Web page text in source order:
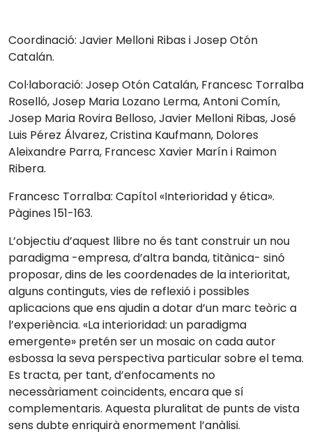
Coordinació: Javier Melloni Ribas i Josep Otón
Catalán.
Col·laboració: Josep Otón Catalán, Francesc Torralba
Roselló, Josep Maria Lozano Lerma, Antoni Comín,
Josep Maria Rovira Belloso, Javier Melloni Ribas, José
Luis Pérez Álvarez, Cristina Kaufmann, Dolores
Aleixandre Parra, Francesc Xavier Marín i Raimon
Ribera.
Francesc Torralba: Capítol «Interioridad y ética».
Pàgines 151-163.
L’objectiu d’aquest llibre no és tant construir un nou
paradigma -empresa, d’altra banda, titànica- sinó
proposar, dins de les coordenades de la interioritat,
alguns continguts, vies de reflexió i possibles
aplicacions que ens ajudin a dotar d’un marc teòric a
l’experiència. «La interioridad: un paradigma
emergente» pretén ser un mosaic on cada autor
esbossa la seva perspectiva particular sobre el tema.
Es tracta, per tant, d’enfocaments no
necessàriament coincidents, encara que sí
complementaris. Aquesta pluralitat de punts de vista
sens dubte enriquirà enormement l’anàlisi.